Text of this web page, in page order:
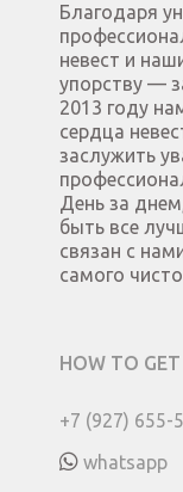
Благодаря
невест и
упорству —
2013 году
сердца
заслужить
День за
быть все
связан с
самого
HOW TO
+7 (927) 655-
whatsapp